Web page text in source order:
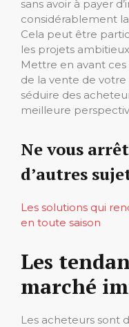
sans avoir à payer
considérablement
Cela peut être
les projets
Mettre en avant
de la vente de
séduire des
meilleure
Ne vous
d’autres
Les solutions qui
en toute saison
Les
marché
Les acheteurs sont